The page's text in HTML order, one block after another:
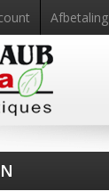
Afbetaling